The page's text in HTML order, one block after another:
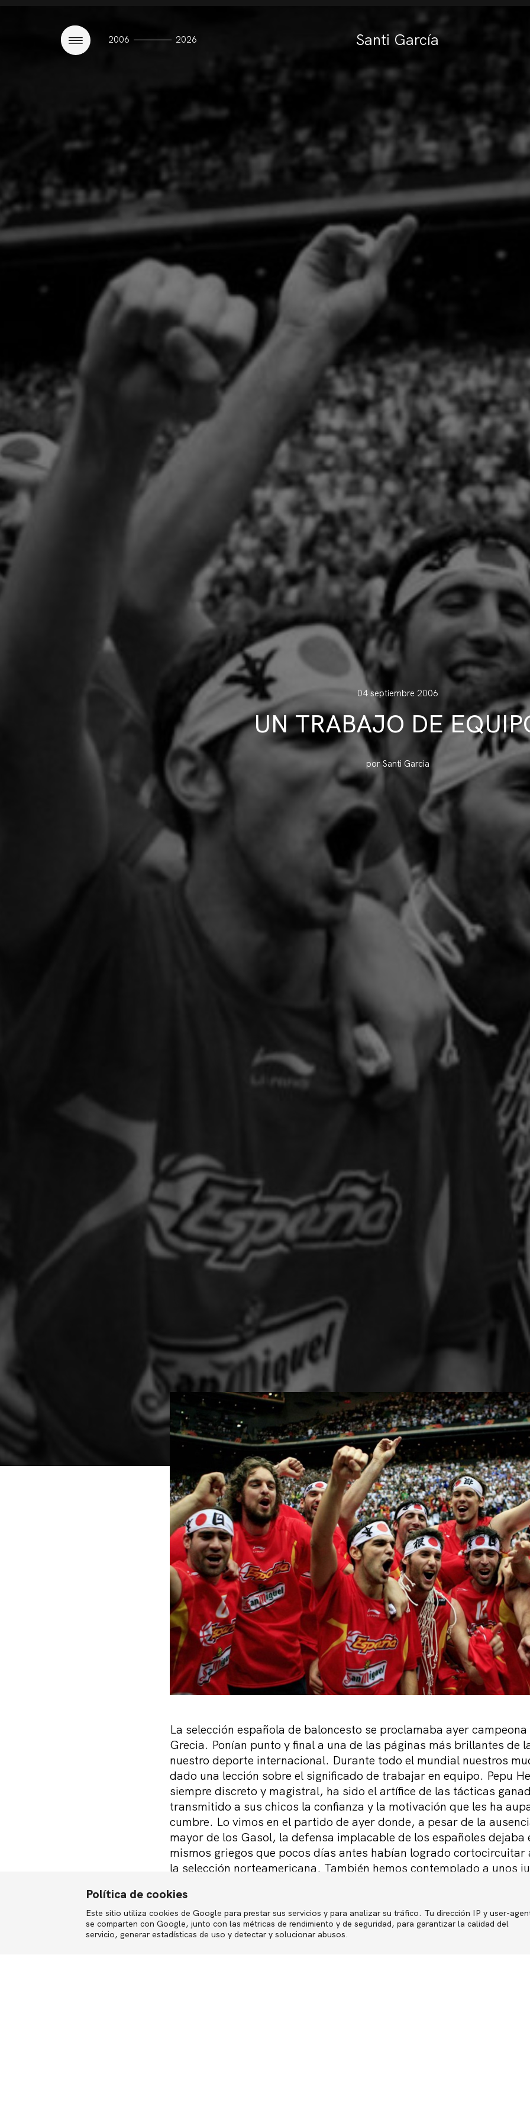
Santi García
2006 ———— 2026
Artículos
Charlas y conferencias
English Política de
04 septiembre 2006
UN TRABAJO DE
por Santi Garcia
La selección española de baloncesto se proclamaba ayer
Grecia. Ponían punto y final a una de las páginas más brillantes de
nuestro deporte internacional. Durante todo el mundial nuestros
dado una lección sobre el significado de trabajar en equipo. Pepu
siempre discreto y magistral, ha sido el artífice de las tácticas
transmitido a sus chicos la confianza y la motivación que les ha
cumbre. Lo vimos en el partido de ayer donde, a pesar de la
mayor de los Gasol, la defensa implacable de los españoles dejaba
mismos griegos que pocos días antes habían logrado cortocircuitar
la selección norteamericana. También hemos contemplado a unos
poniendo siempre por delante el interés del conjunto. Ninguno ha
en la cancha. Al contrario, lo han dado todo para que el equipo
objetivo. Además, y por si fuera poco, han demostrado que es
Política de cookies
Este sitio utiliza cookies de Google para prestar sus servicios y para analizar su tráfico. Tu dirección IP y user-
se comparten con Google, junto con las métricas de rendimiento y de seguridad, para garantizar la calidad del
servicio, generar estadísticas de uso y detectar y solucionar abusos.